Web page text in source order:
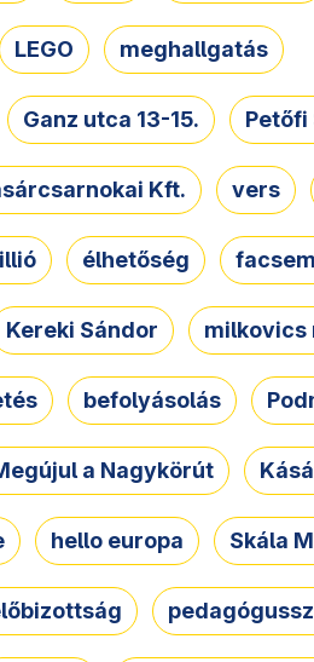
LEGO meghallgatás
Ganz utca 13-15. Petőfi
Kft. vers
élhetőség
Kereki Sándor milkovics
befolyásolás
a Nagykörút
hello europa Skála